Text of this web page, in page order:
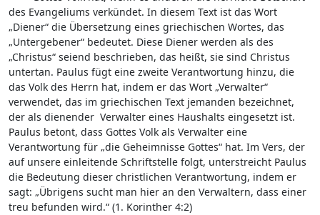
des Evangeliums verkündet. In diesem Text ist das Wort
„Diener“ die Übersetzung eines griechischen Wortes, das
„Untergebener“ bedeutet. Diese Diener werden als des
„Christus“ seiend beschrieben, das heißt, sie sind Christus
untertan. Paulus fügt eine zweite Verantwortung hinzu, die
das Volk des Herrn hat, indem er das Wort „Verwalter“
verwendet, das im griechischen Text jemanden bezeichnet,
der als dienender Verwalter eines Haushalts eingesetzt ist.
Paulus betont, dass Gottes Volk als Verwalter eine
Verantwortung für „die Geheimnisse Gottes“ hat. Im Vers, der
auf unsere einleitende Schriftstelle folgt, unterstreicht Paulus
die Bedeutung dieser christlichen Verantwortung, indem er
sagt: „Übrigens sucht man hier an den Verwaltern, dass einer
treu befunden wird.“ (1. Korinther 4:2)